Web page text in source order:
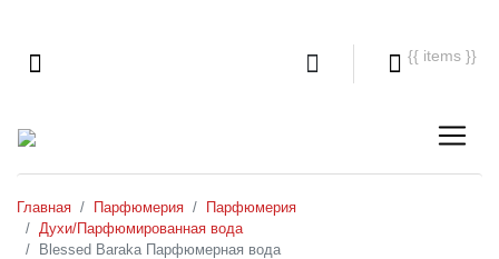
{{ items }}
Главная Парфюмерия
Парфюмерия
Духи/Парфюмированная вода
Blessed Baraka Парфюмерная вода